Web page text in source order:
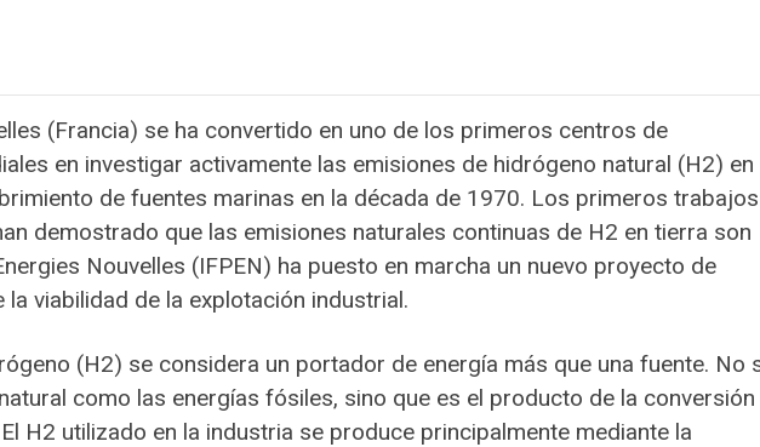
(Francia) se ha convertido en uno de los primeros centros de
en investigar activamente las emisiones de hidrógeno natural (H2) en
de fuentes marinas en la década de 1970. Los primeros trabajos
demostrado que las emisiones naturales continuas de H2 en tierra son
Nouvelles (IFPEN) ha puesto en marcha un nuevo proyecto de
viabilidad de la explotación industrial.
(H2) se considera un portador de energía más que una fuente. No
como las energías fósiles, sino que es el producto de la conversión
H2 utilizado en la industria se produce principalmente mediante la